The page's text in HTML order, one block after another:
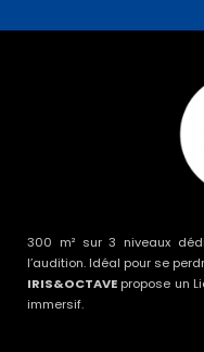
300 m² sur 3 niveaux
l’audition. Idéal pour se
IRIS&OCTAVE propose un
immersif.